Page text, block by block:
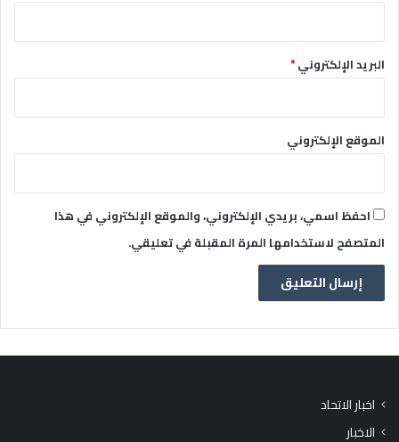
البريد الإلكتروني*
الموقع الإلكتروني
احفظ اسمي، بريدي الإلكتروني، والموقع الإلكتروني في هذا
المتصفح لاستخدامها المرة المقبلة في تعليقي.
اخبار الاتحاد
الاخبار